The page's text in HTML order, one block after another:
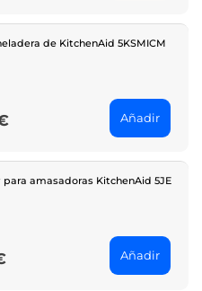
de KitchenAid 5KSMICM
Añadir
amasadoras KitchenAid 5JE
Añadir